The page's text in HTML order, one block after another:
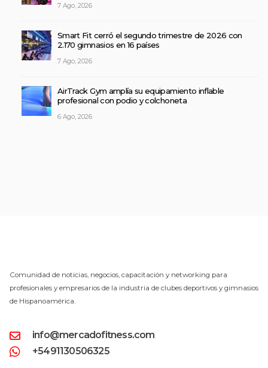
7 Ago, 2026
Smart Fit cerró el segundo trimestre de 2026 con
2.170 gimnasios en 16 países
7 Ago, 2026
AirTrack Gym amplía su equipamiento inflable
profesional con podio y colchoneta
6 Ago, 2026
Comunidad de noticias, negocios, capacitación y networking para
profesionales y empresarios de la industria de clubes deportivos y gimnasios
de Hispanoamérica.
info@mercadofitness.com
+5491130506325